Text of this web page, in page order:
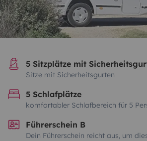
5 Sitzplätze mit
Sitze mit Sicherheitsgurten
5 Schlafplätze
komfortabler Schlafbereich für 5
Führerschein B
Dein Führerschein reicht aus, um